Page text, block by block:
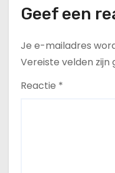
Geef een
Je e-mailadres
Vereiste velden
Reactie *